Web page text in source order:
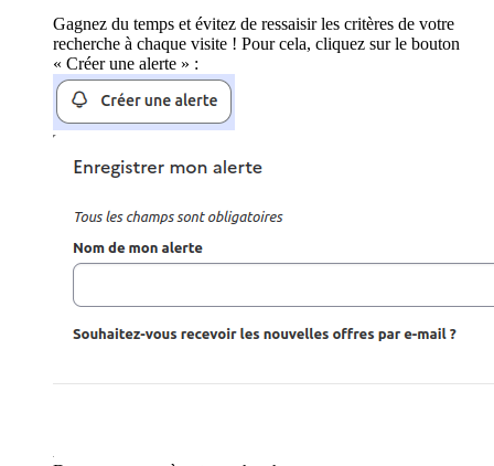
Gagnez du temps et évitez de ressaisir les critères de votre
recherche à chaque visite ! Pour cela, cliquez sur le bouton
« Créer une alerte » :